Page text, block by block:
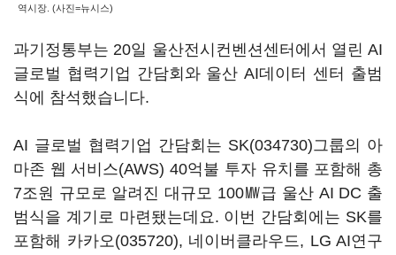
역시장. (사진=뉴시스)
과기정통부는 20일 울산전시컨벤션센터에서 열린 AI
글로벌 협력기업 간담회와 울산 AI데이터 센터 출범
식에 참석했습니다.
AI 글로벌 협력기업 간담회는 SK(034730)그룹의 아
마존 웹 서비스(AWS) 40억불 투자 유치를 포함해 총
7조원 규모로 알려진 대규모 100㎿급 울산 AI DC 출
범식을 계기로 마련됐는데요. 이번 간담회에는 SK를
포함해 카카오(035720), 네이버클라우드, LG AI연구